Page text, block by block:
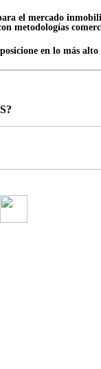
el mercado
metodologías
en lo más